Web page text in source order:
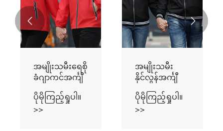
အမျိုးသမီးရေစို
ခံဂျာကင်အင်္ကျီ
ပိုမိုကြည့်ရှုပါ။
>>
အမျိုးသမီး
နိုင်လွန်အင်္ကျီ
ပိုမိုကြည့်ရှုပါ။
>>
 